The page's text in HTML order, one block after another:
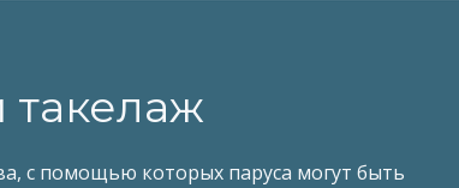
такелаж
с помощью которых паруса могут быть